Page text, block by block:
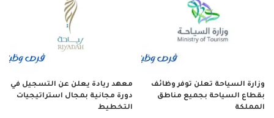
وزارة السياحة تعلن توفر وظائف
بقطاع السياحة بجميع مناطق
المملكة
معهد ريادة يعلن عن التسجيل في
دورة مجانية بمجال استراتيجيات
التخطيط